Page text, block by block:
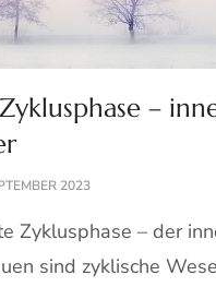
–
2023
Zyklusphase – der
sind zyklische